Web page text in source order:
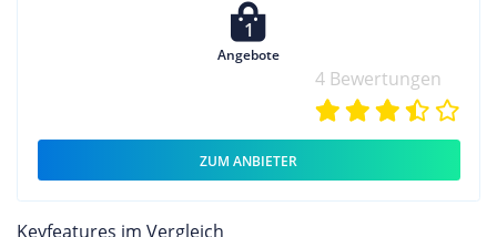
1
Angebote
4 Bewertungen
ZUM ANBIETER
Keyfeatures im Vergleich